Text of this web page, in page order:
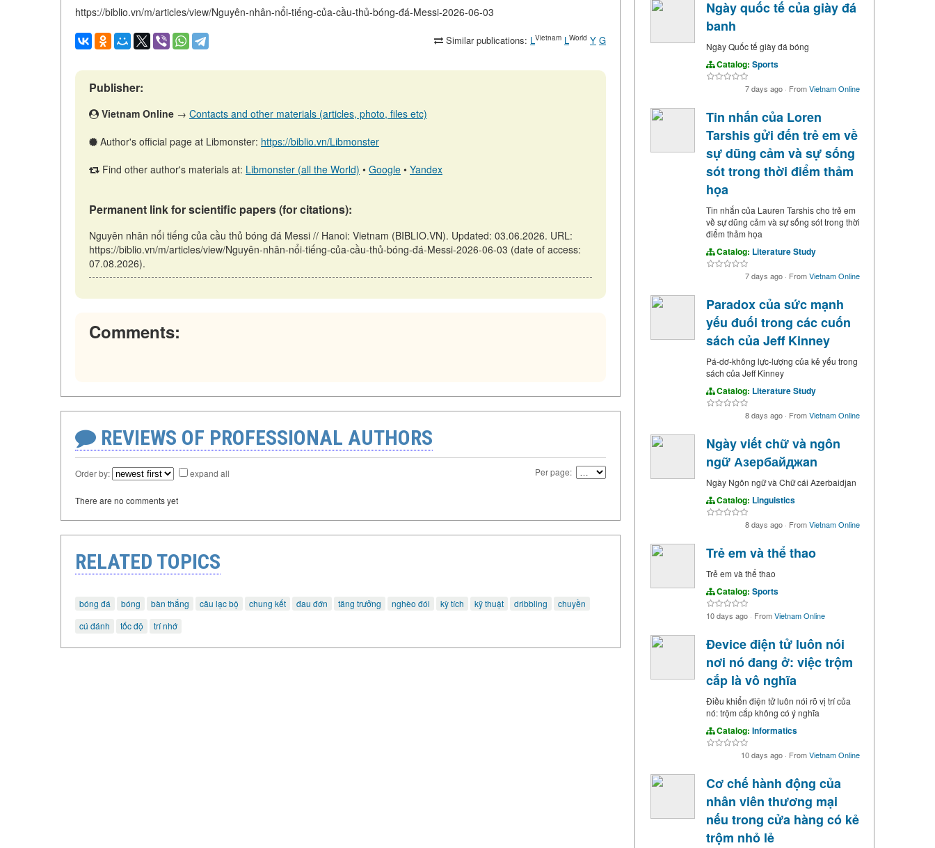
https://biblio.vn/m/articles/view/Nguyên-nhân-nổi-tiếng-của-cầu-thủ-bóng-đá-Messi-2026-06-03
Similar publications: LVietnam LWorld Y G
Publisher:
Vietnam Online → Contacts and other materials (articles, photo, files etc)
Author's official page at Libmonster: https://biblio.vn/Libmonster
Find other author's materials at: Libmonster (all the World) • Google • Yandex
Permanent link for scientific papers (for citations):
Nguyên nhân nổi tiếng của cầu thủ bóng đá Messi // Hanoi: Vietnam (BIBLIO.VN). Updated: 03.06.2026. URL:
https://biblio.vn/m/articles/view/Nguyên-nhân-nổi-tiếng-của-cầu-thủ-bóng-đá-Messi-2026-06-03 (date of access:
07.08.2026).
Comments:
REVIEWS OF PROFESSIONAL AUTHORS
Order by: expand all Per page:
There are no comments yet
RELATED TOPICS
bóng đá bóng bàn thắng câu lạc bộ chung kết đau đớn tăng trưởng nghèo đói kỳ tích kỹ thuật dribbling
chuyền
cú đánh
tốc độ trí nhớ
Ngày quốc tế của giày đá
banh
Ngày Quốc tế giày đá bóng
Catalog: Sports
7 days ago · FromVietnam Online
Tin nhắn của Loren
Tarshis gửi đến trẻ em về
sự dũng cảm và sự sống
sót trong thời điểm thảm
họa
Tin nhắn của Lauren Tarshis cho trẻ em
về sự dũng cảm và sự sống sót trong thời
điểm thảm họa
Catalog: Literature Study
7 days ago · FromVietnam Online
Paradox của sức mạnh
yếu đuối trong các cuốn
sách của Jeff Kinney
Pá-dơ-không lực-lượng của kẻ yếu trong
sách của Jeff Kinney
Catalog: Literature Study
8 days ago · FromVietnam Online
Ngày viết chữ và ngôn
ngữ Азербайджan
Ngày Ngôn ngữ và Chữ cái Azerbaidjan
Catalog: Linguistics
8 days ago · FromVietnam Online
Trẻ em và thể thao
Trẻ em và thể thao
Catalog: Sports
10 days ago · FromVietnam Online
Đevice điện tử luôn nói
nơi nó đang ở: việc trộm
cắp là vô nghĩa
Điều khiển điện tử luôn nói rõ vị trí của
nó: trộm cắp không có ý nghĩa
Catalog: Informatics
10 days ago · FromVietnam Online
Cơ chế hành động của
nhân viên thương mại
nếu trong cửa hàng có kẻ
trộm nhỏ lẻ